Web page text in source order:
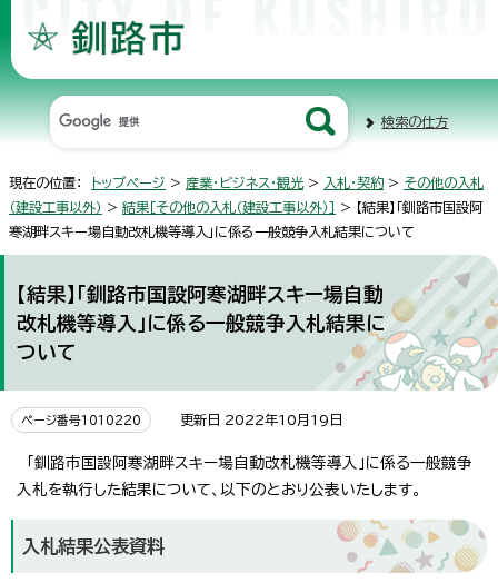
検索の仕方
現在の位置： トップページ > 産業・ビジネス・観光 > 入札・契約 > その他の入札
（建設工事以外） > 結果［その他の入札（建設工事以外）］
> 【結果】「釧路市国設阿
寒湖畔スキー場自動改札機等導入」に係る一般競争入札結果について
【結果】「釧路市国設阿寒湖畔スキー場自動
改札機等導入」に係る一般競争入札結果に
ついて
ページ番号1010220 更新日 2022年10月19日
「釧路市国設阿寒湖畔スキー場自動改札機等導入」に係る一般競争
入札を執行した結果について、以下のとおり公表いたします。
入札結果公表資料